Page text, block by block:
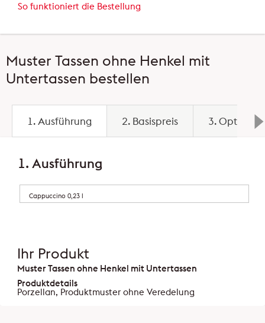
So funktioniert die Bestellung
Muster Tassen ohne Henkel mit
Untertassen bestellen
1. Ausführung 2. Basispreis 3. Optionen
1. Ausführung
Cappuccino 0,23 l
Ihr Produkt
Muster Tassen ohne Henkel mit Untertassen
Produktdetails
Porzellan, Produktmuster ohne Veredelung